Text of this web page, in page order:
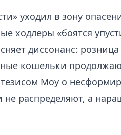
уходил в зону
ходлеры «боятся
диссонанс:
кошельки
тезисом Моу о
распределяют, а